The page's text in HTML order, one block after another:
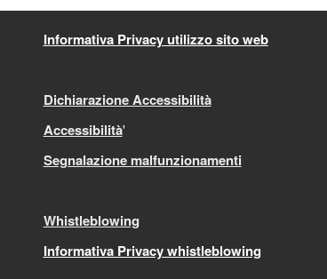
Informativa Privacy utilizzo sito web
Dichiarazione Accessibilità
Accessibilità'
Segnalazione malfunzionamenti
Whistleblowing
Informativa Privacy whistleblowing